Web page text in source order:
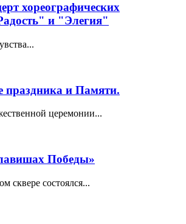
хореографических
и "Элегия"
праздника и Памяти.
церемонии...
Победы»
сквере состоялся...